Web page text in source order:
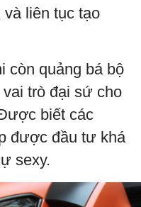
và liên tục tạo
còn quảng bá bộ
trò đại sứ cho
biết các
được đầu tư khá
sexy.